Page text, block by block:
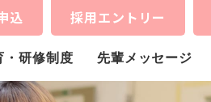
込 採用エントリー
・研修制度 先輩メッセージ